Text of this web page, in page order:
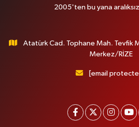
2005'ten bu yana
Atatürk Cad. Tophane Mah. Tevfik
Merkez/RİZE
[email